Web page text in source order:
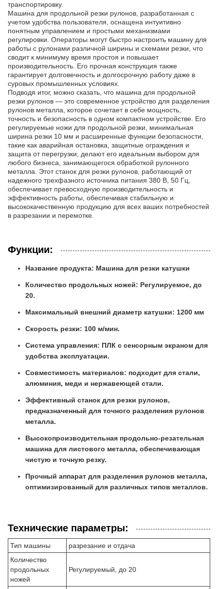
транспортировку.
Машина для продольной резки рулонов, разработанная с
учетом удобства пользователя, оснащена интуитивно
понятным управлением и простыми механизмами
регулировки. Операторы могут быстро настроить машину для
работы с рулонами различной ширины и схемами резки, что
сводит к минимуму время простоя и повышает
производительность. Его прочная конструкция также
гарантирует долговечность и долгосрочную работу даже в
суровых промышленных условиях.
Подводя итог, можно сказать, что машина для продольной
резки рулонов — это современное устройство для разделения
рулонов металла, которое сочетает в себе мощность,
точность и безопасность в одном компактном устройстве. Его
регулируемые ножи для продольной резки, минимальная
ширина резки 10 мм и расширенные функции безопасности,
такие как аварийная остановка, защитные ограждения и
защита от перегрузки, делают его идеальным выбором для
любого бизнеса, занимающегося обработкой рулонного
металла. Этот станок для резки рулонов, работающий от
надежного трехфазного источника питания 380 В, 50 Гц,
обеспечивает превосходную производительность и
эффективность работы, обеспечивая стабильную и
высококачественную продукцию для всех ваших потребностей
в разрезании и перемотке.
Функции:
Название продукта: Машина для резки катушки
Количество продольных ножей: Регулируемое, до
20.
Максимальный внешний диаметр катушки: 1200 мм
Скорость резки: 100 м/мин.
Система управления: ПЛК с сенсорным экраном для
удобства эксплуатации.
Совместимость материалов: подходит для стали,
алюминия, меди и нержавеющей стали.
Эффективный станок для резки рулонов,
предназначенный для точного разделения рулонов
металла.
Высокопроизводительная продольно-резательная
машина для листового металла, обеспечивающая
чистую и точную резку.
Прочный аппарат для разделения рулонов металла,
оптимизированный для различных типов металлов.
Технические параметры:
Тип машины
разрезание и отдача
Количество
продольных
ножей
Регулируемый, до 20